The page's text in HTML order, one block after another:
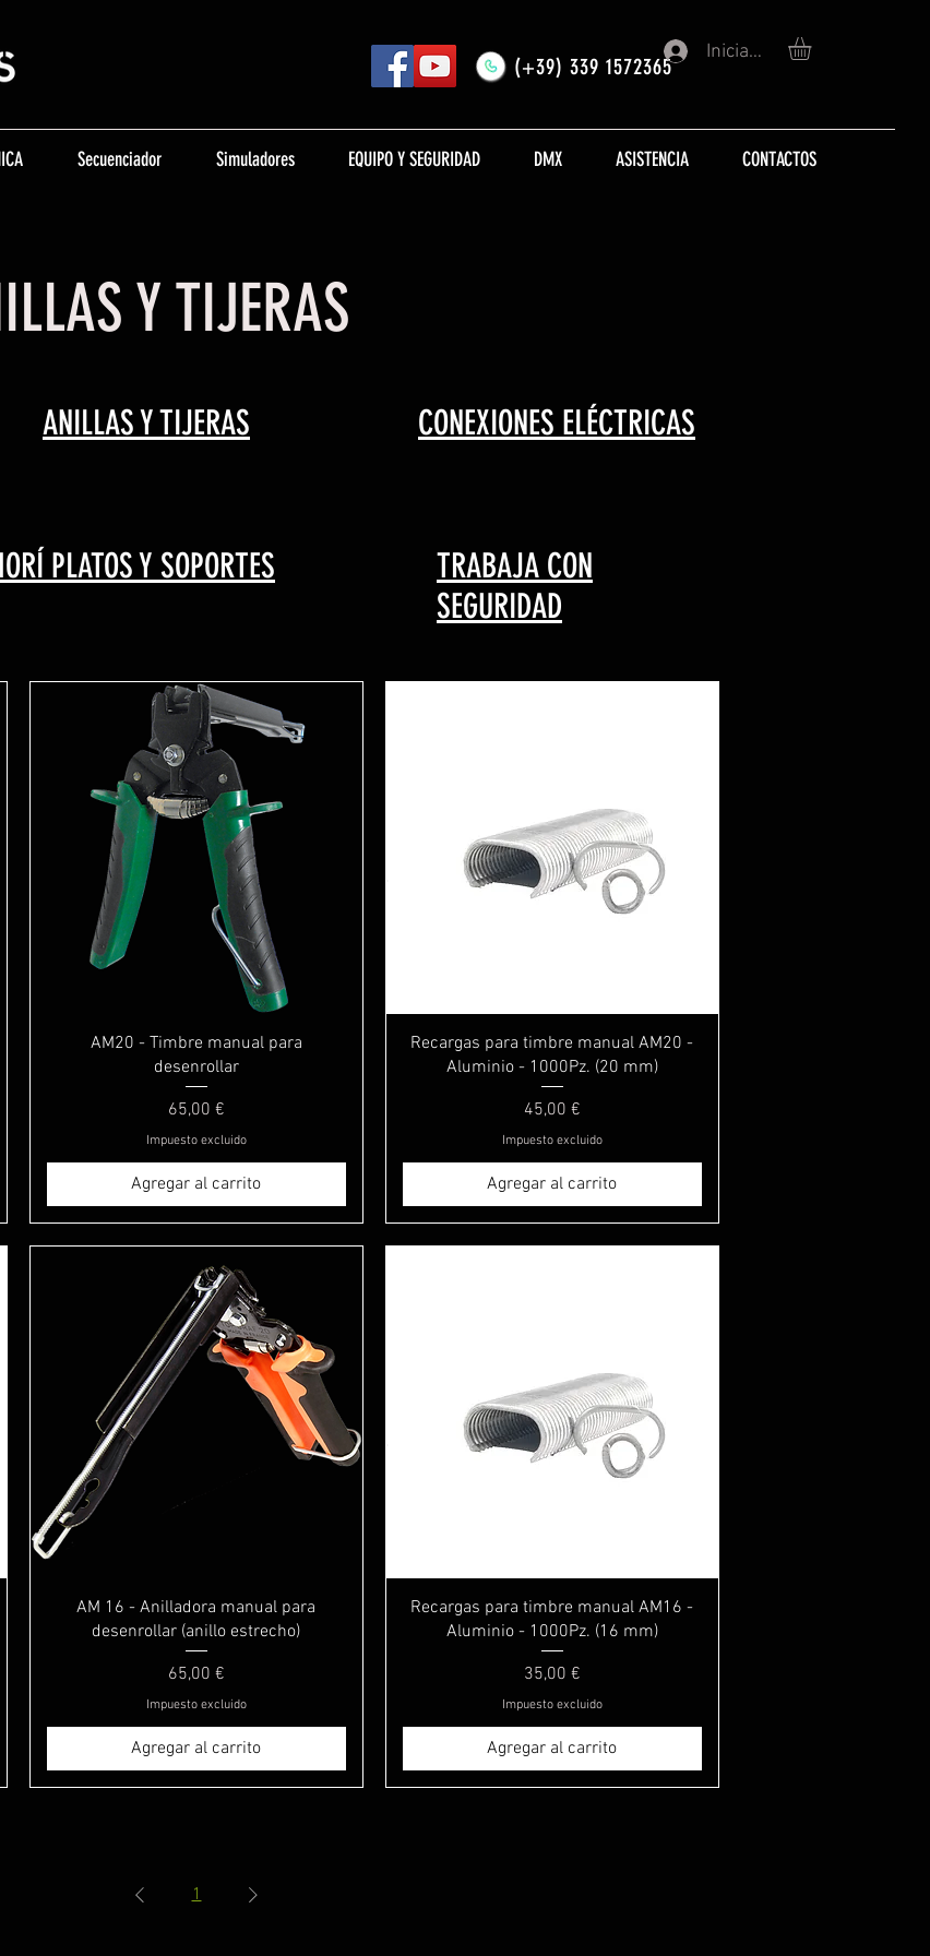
Iniciar sesión
(+39) 339 1572365
Secuenciador Simuladores EQUIPO Y SEGURIDAD DMX ASISTENCIA CONTACTOS
Y TIJERAS
ANILLAS Y TIJERAS
PLATOS Y SOPORTES
CONEXIONES ELÉCTRICAS
TRABAJA CON
SEGURIDAD
Vista rápida
AM20 - Timbre manual para
desenrollar
Precio
65,00 €
Impuesto excluido
Agregar al carrito
Vista rápida
Recargas para timbre manual AM20 -
Aluminio - 1000Pz. (20 mm)
Precio
45,00 €
Impuesto excluido
Agregar al carrito
Vista rápida
AM 16 - Anilladora manual para
desenrollar (anillo estrecho)
Precio
65,00 €
Impuesto excluido
Agregar al carrito
Vista rápida
Recargas para timbre manual AM16 -
Aluminio - 1000Pz. (16 mm)
Precio
35,00 €
Impuesto excluido
Agregar al carrito
1